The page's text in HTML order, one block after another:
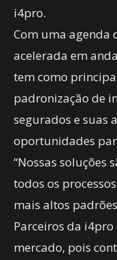
i4pro.
Com uma
acelerada em
tem como
padronização de
segurados e suas
oportunidades
“Nossas soluções
todos os
mais altos
Parceiros da
mercado, pois